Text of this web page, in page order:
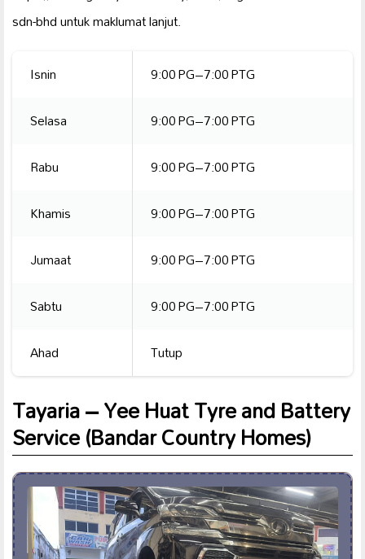
sdn-bhd untuk maklumat lanjut.
Isnin
9:00 PG–7:00 PTG
Selasa
9:00 PG–7:00 PTG
Rabu
9:00 PG–7:00 PTG
Khamis
9:00 PG–7:00 PTG
Jumaat
9:00 PG–7:00 PTG
Sabtu
9:00 PG–7:00 PTG
Ahad
Tutup
Tayaria – Yee Huat Tyre and Battery
Service (Bandar Country Homes)